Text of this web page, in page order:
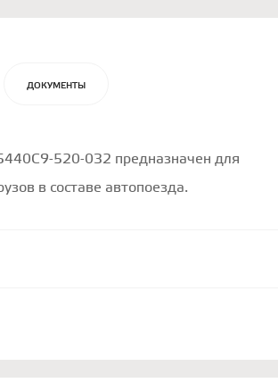
ДОКУМЕНТЫ
520-032 предназначен для
в составе автопоезда.